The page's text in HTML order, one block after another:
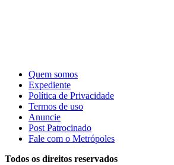
Quem somos
Expediente
Política de Privacidade
Termos de uso
Anuncie
Post Patrocinado
Fale com o Metrópoles
Todos os direitos reservados